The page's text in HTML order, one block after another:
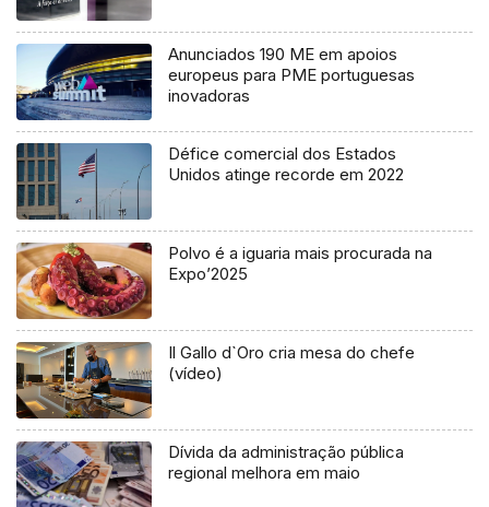
Anunciados 190 ME em apoios
europeus para PME portuguesas
inovadoras
Défice comercial dos Estados
Unidos atinge recorde em 2022
Polvo é a iguaria mais procurada na
Expo’2025
Il Gallo d`Oro cria mesa do chefe
(vídeo)
Dívida da administração pública
regional melhora em maio